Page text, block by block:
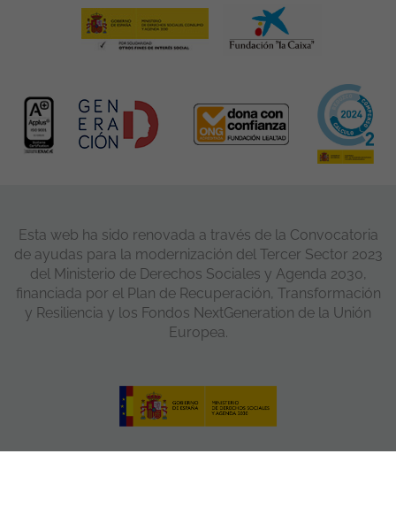
Esta web ha sido renovada a través de la Convocatoria
de ayudas para la modernización del Tercer Sector 2023
del Ministerio de Derechos Sociales y Agenda 2030,
financiada por el Plan de Recuperación, Transformación
y Resiliencia y los Fondos NextGeneration de la Unión
Europea.